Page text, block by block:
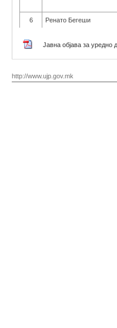
6 Ренато Бегеши
Јавна објава за
http://www.ujp.gov.mk